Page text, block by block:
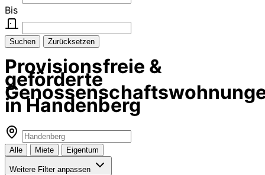
Bis
Suchen Zurücksetzen
Provisionsfreie &
geförderte
in Handenberg
Alle Miete Eigentum
Weitere Filter anpassen